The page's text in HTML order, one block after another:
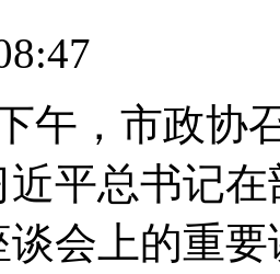
午，市政协
平总书记
会上的重